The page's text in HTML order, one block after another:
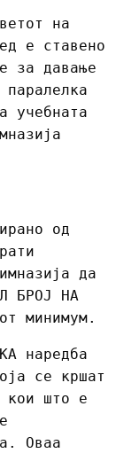
на
е ставено
за давање
учебната
од
да
БРОЈ НА
минимум.
наредба
се кршат
кои што е
Оваа